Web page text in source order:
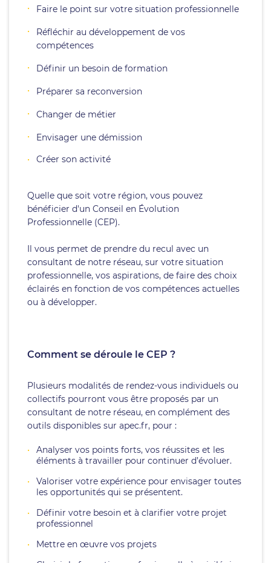
Faire le point sur votre situation professionnelle
Réfléchir au développement de vos
compétences
Définir un besoin de formation
Préparer sa reconversion
Changer de métier
Envisager une démission
Créer son activité
Quelle que soit votre région, vous pouvez
bénéficier d'un Conseil en Évolution
Professionnelle (CEP).
Il vous permet de prendre du recul avec un
consultant de notre réseau, sur votre situation
professionnelle, vos aspirations, de faire des choix
éclairés en fonction de vos compétences actuelles
ou à développer.
Comment se déroule le CEP ?
Plusieurs modalités de rendez-vous individuels ou
collectifs pourront vous être proposés par un
consultant de notre réseau, en complément des
outils disponibles sur apec.fr, pour :
Analyser vos points forts, vos réussites et les
éléments à travailler pour continuer d’évoluer.
Valoriser votre expérience pour envisager toutes
les opportunités qui se présentent.
Définir votre besoin et à clarifier votre projet
professionnel
Mettre en œuvre vos projets